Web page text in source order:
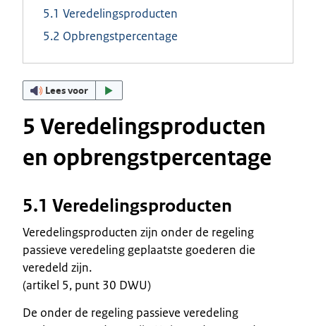
5.1 Veredelingsproducten
5.2 Opbrengstpercentage
Lees voor
5 Veredelingsproducten
en opbrengstpercentage
5.1 Veredelingsproducten
Veredelingsproducten zijn onder de regeling
passieve veredeling geplaatste goederen die
veredeld zijn.
(artikel 5, punt 30 DWU)
De onder de regeling passieve veredeling